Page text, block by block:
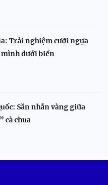
Trải nghiệm cưỡi ngựa
dưới biển
Săn nhẫn vàng giữa
cà chua